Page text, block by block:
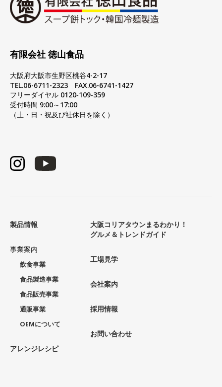
有限会社 徳山食品
大阪府大阪市生野区桃谷4-2-17
TEL.06-6711-2323 FAX.06-6741-1427
フリーダイヤル 0120‐109‐359
受付時間 9:00～17:00
（土・日・祝及び社休日を除く）
製品情報
事業案内
飲食事業
食品製造事業
食品販売事業
通販事業
OEMについて
アレンジレシピ
大阪コリアタウンまるわかり！
グルメ＆トレンドガイド
工場見学
会社案内
採用情報
お問い合わせ